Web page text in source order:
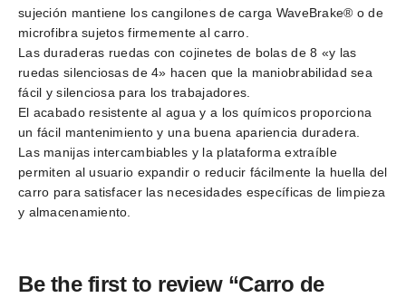
sujeción mantiene los cangilones de carga WaveBrake® o de
microfibra sujetos firmemente al carro.
Las duraderas ruedas con cojinetes de bolas de 8 «y las
ruedas silenciosas de 4» hacen que la maniobrabilidad sea
fácil y silenciosa para los trabajadores.
El acabado resistente al agua y a los químicos proporciona
un fácil mantenimiento y una buena apariencia duradera.
Las manijas intercambiables y la plataforma extraíble
permiten al usuario expandir o reducir fácilmente la huella del
carro para satisfacer las necesidades específicas de limpieza
y almacenamiento.
Be the first to review “Carro de